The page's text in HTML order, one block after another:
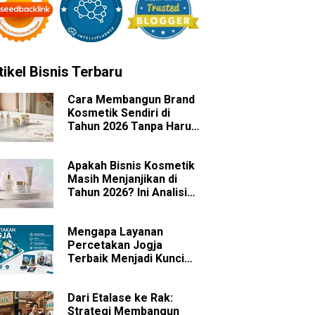
Bisnis Terbaru
Cara Membangun Brand
Kosmetik Sendiri di
Tahun 2026 Tanpa Harus
Apakah Bisnis Kosmetik
Masih Menjanjikan di
Tahun 2026? Ini Analisis
Mengapa Layanan
Percetakan Jogja
Terbaik Menjadi Kunci
Dari Etalase ke Rak:
Strategi Membangun